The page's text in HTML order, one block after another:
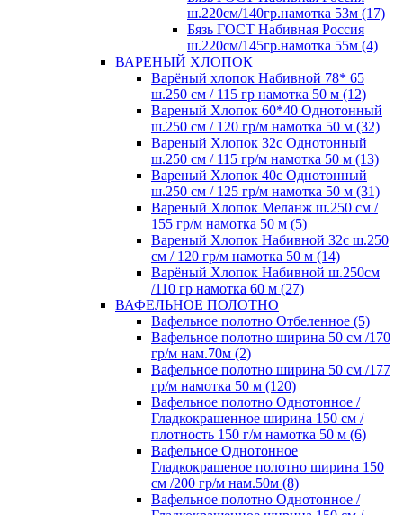
ш.220см/140гр.намотка 53м (17)
Бязь ГОСТ Набивная Россия
ш.220см/145гр.намотка 55м (4)
ВАРЕНЫЙ ХЛОПОК
Варёный хлопок Набивной 78* 65
ш.250 см / 115 гр намотка 50 м (12)
Вареный Хлопок 60*40 Однотонный
ш.250 см / 120 гр/м намотка 50 м (32)
Вареный Хлопок 32с Однотонный
ш.250 см / 115 гр/м намотка 50 м (13)
Вареный Хлопок 40с Однотонный
ш.250 см / 125 гр/м намотка 50 м (31)
Вареный Хлопок Меланж ш.250 см /
155 гр/м намотка 50 м (5)
Вареный Хлопок Набивной 32с ш.250
см / 120 гр/м намотка 50 м (14)
Варёный Хлопок Набивной ш.250см
/110 гр намотка 60 м (27)
ВАФЕЛЬНОЕ ПОЛОТНО
Вафельное полотно Отбеленное (5)
Вафельное полотно ширина 50 см /170
гр/м нам.70м (2)
Вафельное полотно ширина 50 см /177
гр/м намотка 50 м (120)
Вафельное полотно Однотонное /
Гладкокрашенное ширина 150 см /
плотность 150 г/м намотка 50 м (6)
Вафельное Однотонное
Гладкокрашеное полотно ширина 150
см /200 гр/м нам.50м (8)
Вафельное полотно Однотонное /